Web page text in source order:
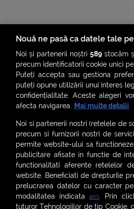
ȘTIRI SMART SHORTS
Termeni și condiții | Politica de
Contact:
office@smartradio.ro
Nouă ne pasă ca datele tale
Noi și partenerii noștri589 stocăm
precum identificatorii cookie unici
Puteți accepta sau gestiona
puteți opune utilizării unui interes
confidențialitate. Aceste alegeri
afecta navigarea. Mai multe detalii
Noi si partenerii nostri (retelele de
precum si furnizorii nostri de
permite website-ului sa
publicitare afisate in functie de
functionalitati aferente retelelor
website. Beneficiati de drepturile
prelucrarea datelor cu caracter
modalitatea indicataaici. Prin
tuturor Tehnologiilor de tip Cookie,